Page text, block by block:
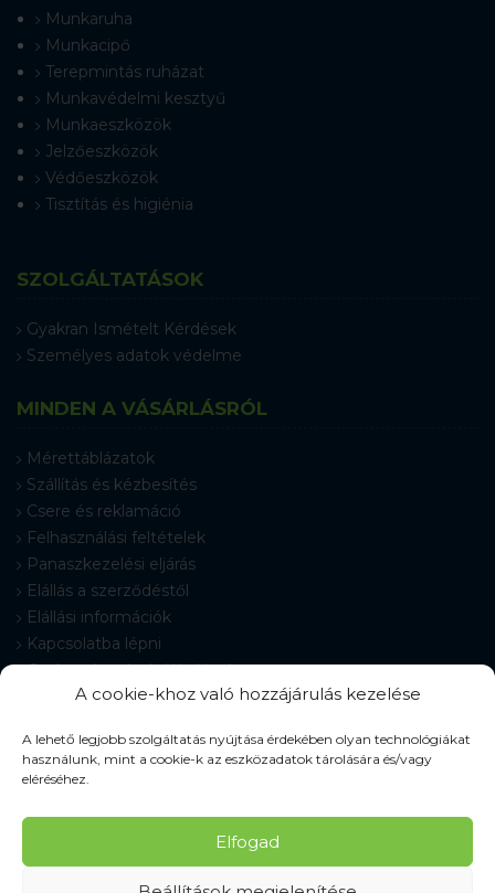
A cookie-khoz való hozzájárulás kezelése
A lehető legjobb szolgáltatás nyújtása érdekében olyan technológiákat
használunk, mint a cookie-k az eszközadatok tárolására és/vagy
eléréséhez.
Elfogad
Munkaruha
Munkacipő
Terepmintás ruházat
Munkavédelmi kesztyű
Munkaeszközök
Jelzőeszközök
Védőeszközök
Tisztítás és higiénia
SZOLGÁLTATÁSOK
Gyakran Ismételt Kérdések
Személyes adatok védelme
MINDEN A VÁSÁRLÁSRÓL
Mérettáblázatok
Szállítás és kézbesítés
Csere és reklamáció
Felhasználási feltételek
Panaszkezelési eljárás
Elállás a szerződéstől
Elállási információk
Kapcsolatba lépni
Gyakran Ismételt Kérdések
Cookie-beállítások